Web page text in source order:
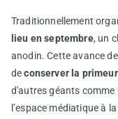
Traditionnellement
lieu en septembre, un
anodin. Cette avance
deconserver la
d'autres géants comme
l’espace médiatique à